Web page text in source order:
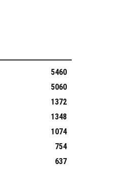
5460
5060
1372
1348
1074
754
637